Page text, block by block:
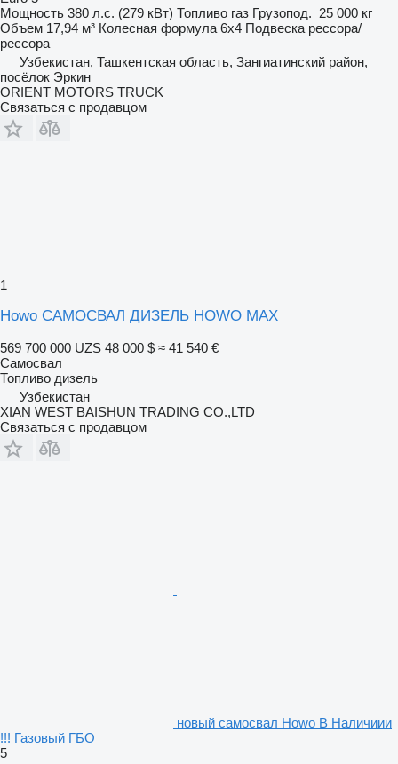
Мощность 380 л.с. (279 кВт) Топливо газ Грузопод. 25 000 кг
Объем 17,94 м³ Колесная формула 6x4 Подвеска рессора/
рессора
Узбекистан, Ташкентская область, Зангиатинский район,
посёлок Эркин
ORIENT MOTORS TRUCK
Связаться с продавцом
1
Howo САМОСВАЛ ДИЗЕЛЬ HOWO MAX
569 700 000 UZS 48 000 $ ≈ 41 540 €
Самосвал
Топливо дизель
Узбекистан
XIAN WEST BAISHUN TRADING CO.,LTD
Связаться с продавцом
новый самосвал Howo В Наличиии
!!! Газовый ГБО
5